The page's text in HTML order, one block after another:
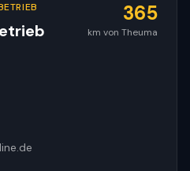
365
km von Theuma